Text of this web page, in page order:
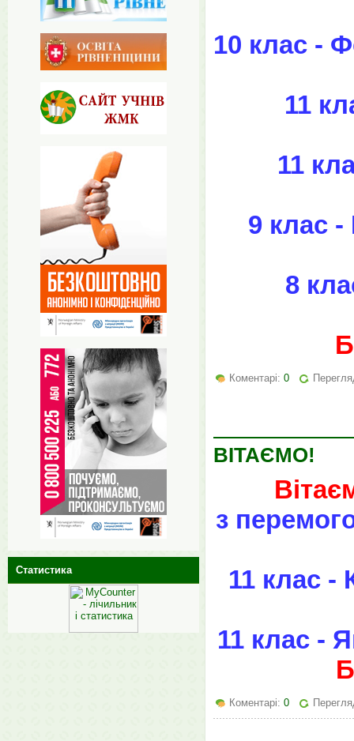
10 клас -
11
11
9 клас
8
Коментарі: 0
ВІТАЄМО!
з
11 клас -
11 клас -
Коментарі: 0
Статистика